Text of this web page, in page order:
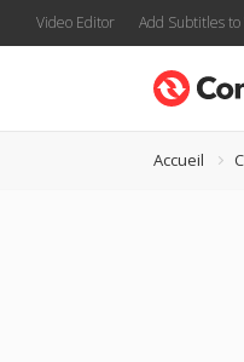
Video Editor Add Subtitles to
Accueil